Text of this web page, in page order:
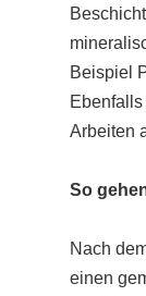
Beispiel
Arbeiten
So
Nach
einen